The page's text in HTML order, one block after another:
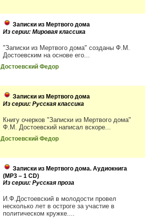
Записки из Мертвого дома
Из серии: Мировая классика
"Записки из Мертвого дома" созданы Ф.М.
Достоевским на основе его...
Достоевский Федор
Записки из Мертвого дома
Из серии: Русская классика
Книгу очерков "Записки из Мертвого дома"
Ф.М. Достоевский написал вскоре...
Достоевский Федор
Записки из Мертвого дома. Аудиокнига
(MP3 – 1 CD)
Из серии: Русская проза
И.Ф.Достоевский в молодости провел
несколько лет в остроге за участие в
политическом кружке....